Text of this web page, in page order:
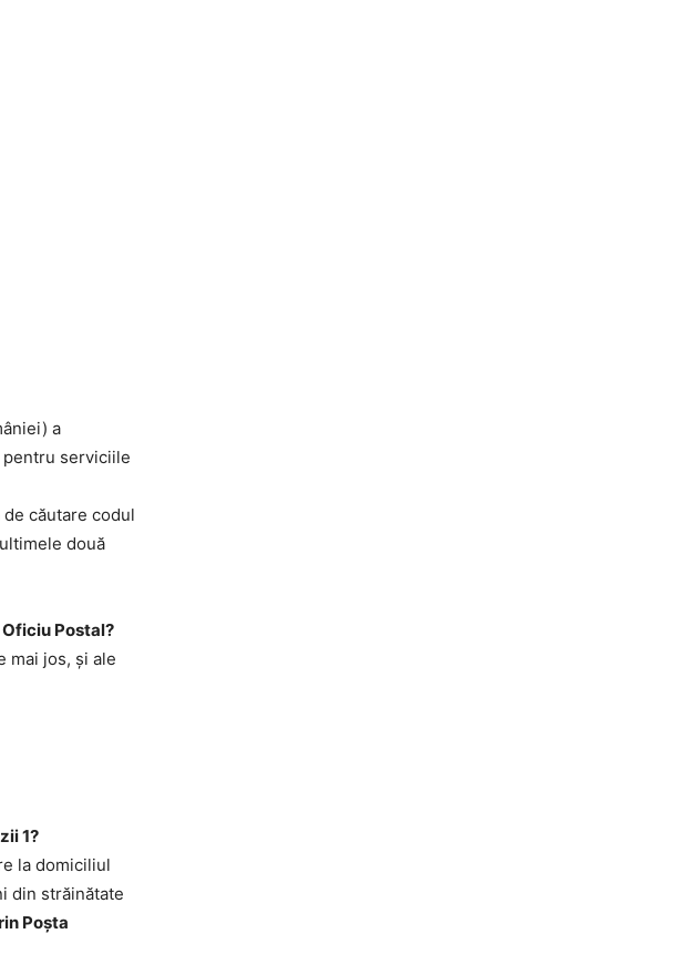
a
serviciile
căutare codul
două
Postal?
mai jos, şi ale
1?
la domiciliul
din străinătate
Poşta